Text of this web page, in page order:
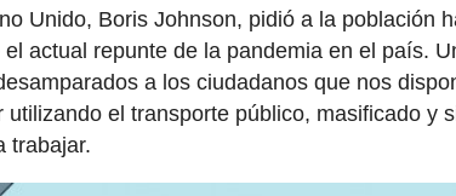
Unido, Boris Johnson, pidió a la población
actual repunte de la pandemia en el país.
a los ciudadanos que nos
el transporte público, masificado y
trabajar.